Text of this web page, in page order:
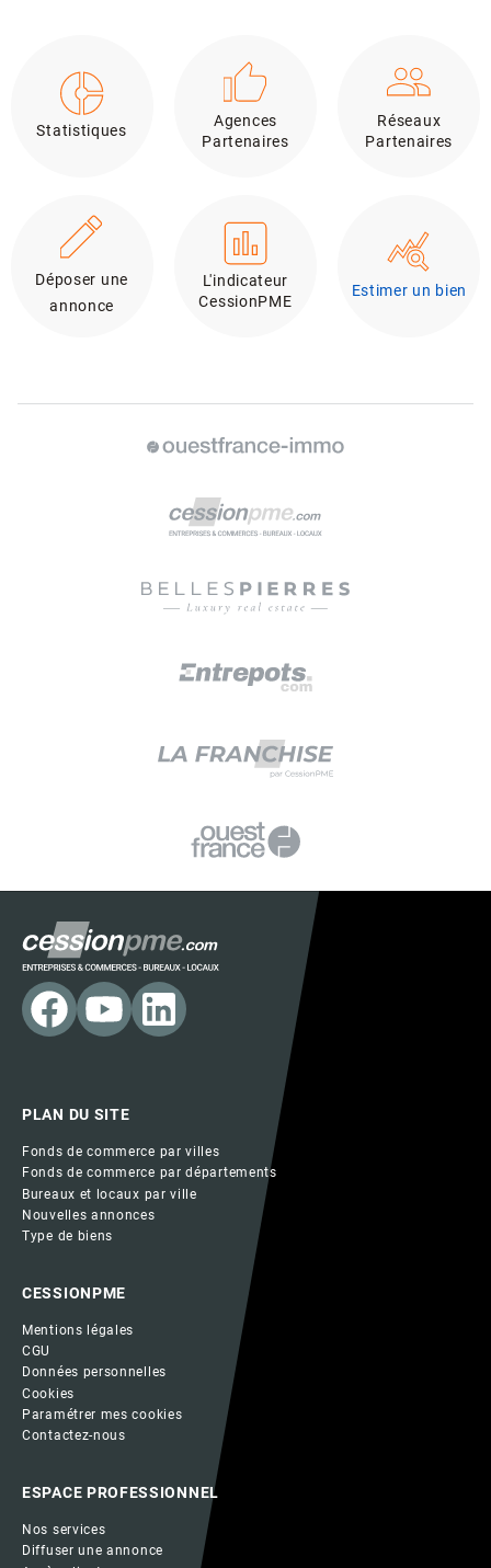
Statistiques
Agences
Partenaires
Réseaux
Partenaires
Déposer une
annonce
L'indicateur
CessionPME
Estimer un bien
PLAN DU SITE
Fonds de commerce par villes
Fonds de commerce par départements
Bureaux et locaux par ville
Nouvelles annonces
Type de biens
CESSIONPME
Mentions légales
CGU
Données personnelles
Cookies
Paramétrer mes cookies
Contactez-nous
ESPACE PROFESSIONNEL
Nos services
Diffuser une annonce